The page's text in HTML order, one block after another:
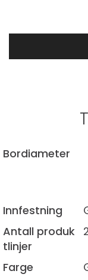
Bordiameter
Innfestning
Antall produk
tlinjer
Farge